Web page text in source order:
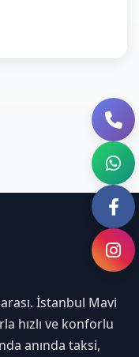
İstanbul Mavi
hızlı ve konforlu
anında taksi,